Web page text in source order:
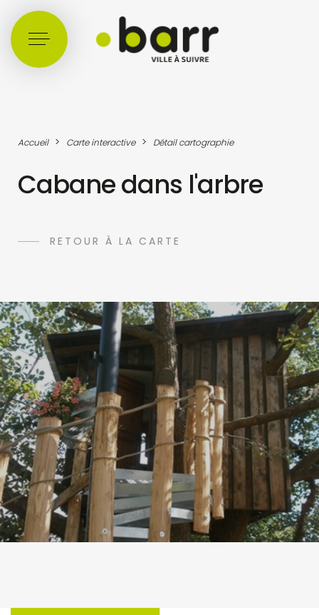
Accueil > Carte interactive > Détail cartographie
Cabane dans l'arbre
RETOUR À LA CARTE